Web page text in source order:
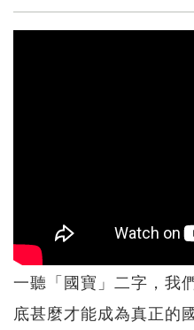
一聽「國寶」二字，我
底甚麼才能成為真正的